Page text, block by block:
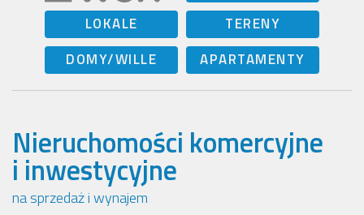
LOKALE
TERENY
DOMY/WILLE
APARTAMENTY
Nieruchomości komercyjne
i inwestycyjne
na sprzedaż i wynajem